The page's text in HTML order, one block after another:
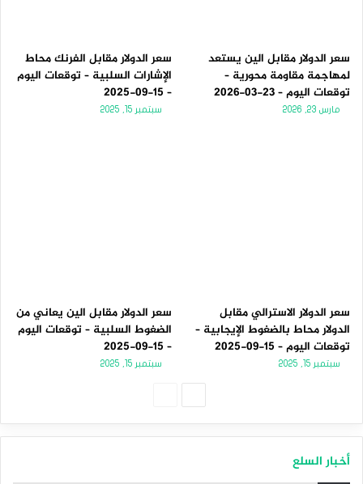
سعر الدولار مقابل الين يستعد
لمهاجمة مقاومة محورية –
توقعات اليوم – 23-03-2026
مارس 23, 2026
سعر الدولار مقابل الفرنك محاط
الإشارات السلبية – توقعات اليوم
– 15-09-2025
سبتمبر 15, 2025
سعر الدولار الاسترالي مقابل
الدولار محاط بالضغوط الإيجابية –
توقعات اليوم – 15-09-2025
سبتمبر 15, 2025
سعر الدولار مقابل الين يعاني من
الضغوط السلبية – توقعات اليوم
– 15-09-2025
سبتمبر 15, 2025
أخبار السلع